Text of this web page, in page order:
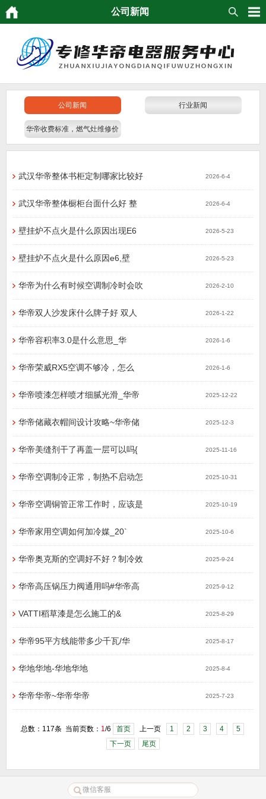
公司新闻
公司新闻 行业新闻
华帝收费标准，燃气灶维修价
武汉华帝整体书柜定制哪家比较好 2026-6-4
武汉华帝整体橱柜台面什么好 整 2026-6-4
壁挂炉不点火是什么原因出现E6 2026-5-23
壁挂炉不点火是什么原因e6,壁 2026-5-23
华帝为什么有时候空调制冷时会吹 2026-2-10
华帝双人沙发床什么牌子好 双人 2026-1-22
华帝容积率3.0是什么意思_华 2026-1-6
华帝荣威RX5空调不够冷，怎么 2026-1-6
华帝喷漆怎样喷才细腻光滑_华帝 2025-12-22
华帝储藏衣帽间设计攻略~华帝储 2025-12-3
华帝美缝剂干了再盖一层可以吗{ 2025-11-16
华帝空调制冷正常，制热不启动怎 2025-10-31
华帝空调铜管正常工作时，应该是 2025-10-19
华帝家用空调如何加冷媒_20` 2025-10-6
华帝奥克斯的空调好不好？制冷效 2025-9-24
华帝高压锅压力阀通用吗#华帝高 2025-9-12
VATTI稻草漆是怎么施工的& 2025-8-29
华帝95平方线能带多少千瓦/华 2025-8-17
华地华地-华地华地 2025-8-4
华帝华帝~华帝华帝 2025-7-23
总数：117条 当前页数： 1/6 首页 上一页 1 2 3 4
5
下一页
尾页